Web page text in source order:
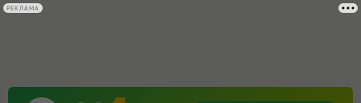
РЕКЛАМА